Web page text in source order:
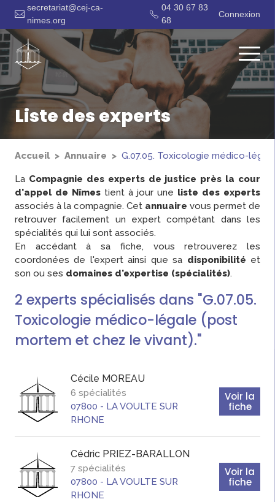
secretariat@cej-ca-
nimes.org
04 30 67 83
68
Connexion
Liste des experts
Accueil Annuaire G.07.05. Toxicologie médico-
La Compagnie des experts de justice près la cour
d'appel de Nîmes tient à jour une liste des experts
associés à la compagnie. Cet annuaire vous permet de
retrouver facilement un expert compétant dans les
spécialités qui lui sont associés.
En accédant à sa fiche, vous retrouverez les
coordonées de l'expert ainsi que sa disponibilité et
son ou ses domaines d'expertise (spécialités).
2 experts spécialisés dans "G.07.05.
Toxicologie médico-légale (post
mortem et chez le vivant)."
Cécile MOREAU
6 spécialités
07800 - LA VOULTE SUR
RHONE
Voir la
fiche
Cédric PRIEZ-BARALLON
7 spécialités
07800 - LA VOULTE SUR
RHONE
Voir la
fiche